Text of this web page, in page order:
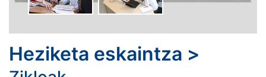
Heziketa eskaintza >